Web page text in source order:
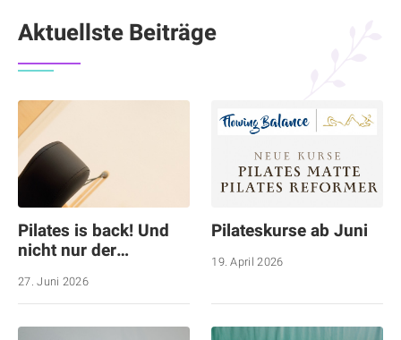
Aktuellste Beiträge
Pilates is back! Und
nicht nur der…
27. Juni 2026
Pilateskurse ab Juni
19. April 2026